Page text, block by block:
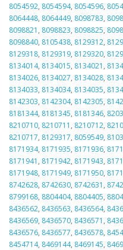
8054592, 8054594, 8054596,
8064448, 8064449, 8098783,
8098821 , 8098823, 8098825,
8098840, 8105438, 8129312,
8129318, 8129319, 8129320,
8134014, 8134015, 8134021 ,
8134026, 8134027, 8134028,
8134033, 8134034, 8134035,
8142303, 8142304, 8142305,
8181344, 8181345, 8181346,
8210710, 8210711 , 8210712,
8210717, 8129317, 8059549,
8171934, 8171935, 8171936,
8171941 , 8171942, 8171943,
8171948, 8171949, 8171950,
8742628, 8742630, 8742631 ,
8799168, 8804404, 8804405,
8436562, 8436563, 8436564,
8436569, 8436570, 8436571 ,
8436576, 8436577, 8436578,
8454714, 8469144, 8469145,